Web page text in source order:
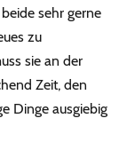
sehr gerne
zu
sie an der
Zeit, den
Dinge ausgiebig